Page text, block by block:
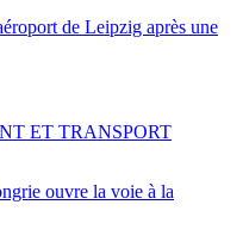
de Leipzig après une
ouvre la voie à la
ET TRANSPORT